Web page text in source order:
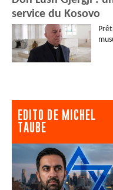
service du Kosovo
EDITO DE MICHEL
TAUBE